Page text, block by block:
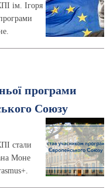
ім. Ігоря
програми
Союзу
стали
Моне